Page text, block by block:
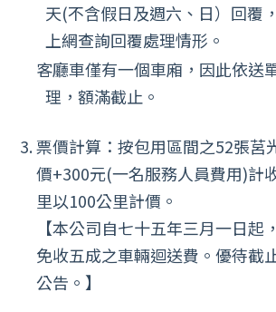
天(不含假日及週六、日）回覆
上網查詢回覆處理情形。
客廳車僅有一個車廂，因此依送
理，額滿截止。
票價計算：按包用區間之52張莒
價+300元(一名服務人員費用)計
里以100公里計價。
【本公司自七十五年三月一日起
免收五成之車輛迴送費。優待截
公告。】